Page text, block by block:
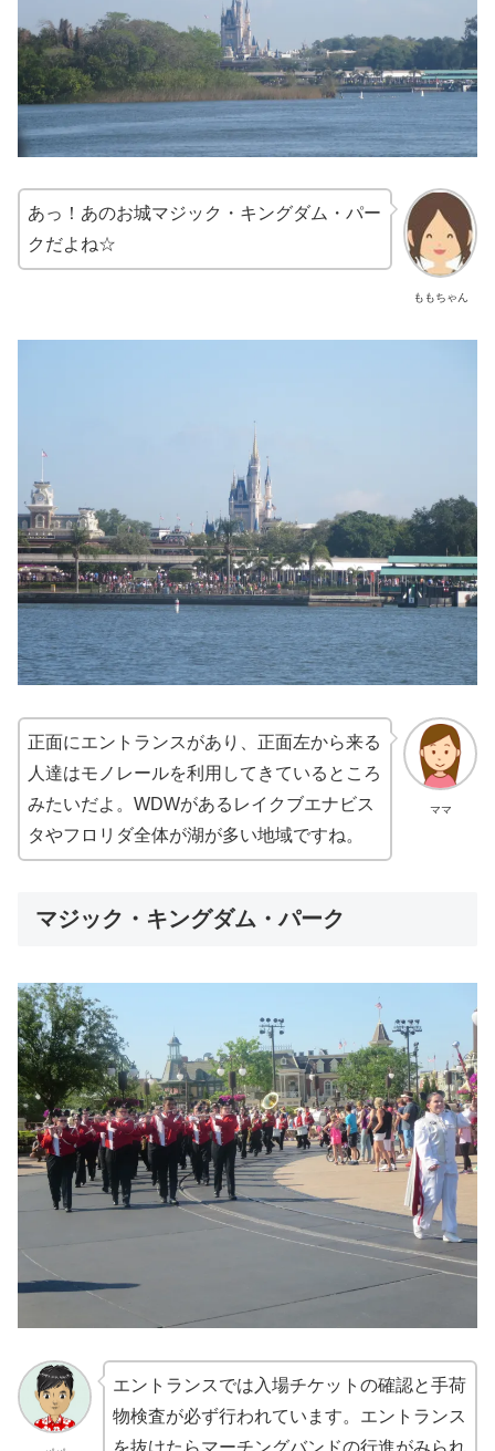
ももちゃん
あっ！あのお城マジック・キングダム・パー
クだよね☆
ママ
正面にエントランスがあり、正面左から来る
人達はモノレールを利用してきているところ
みたいだよ。WDWがあるレイクブエナビス
タやフロリダ全体が湖が多い地域ですね。
マジック・キングダム・パーク
エントランスでは入場チケットの確認と手荷
物検査が必ず行われています。エントランス
を抜けたらマーチングバンドの行進がみられ